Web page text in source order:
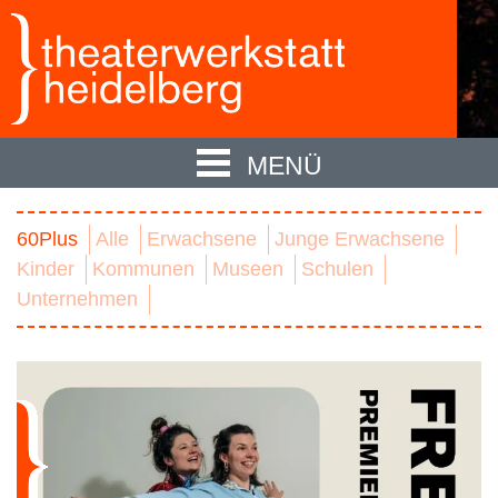
MENÜ
60Plus Alle Erwachsene
Junge Erwachsene
Kinder
Kommunen Museen
Schulen
Unternehmen